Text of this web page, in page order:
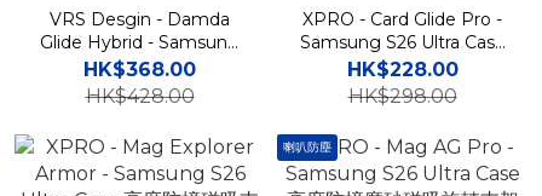
VRS Desgin - Damda
Glide Hybrid - Samsung
S26 Ultra Case 高度防撞插
卡槽磁吸支架手機殼
HK$368.00
HK$428.00
XPRO - Card Glide Pro -
Samsung S26 Ultra Case
卡片夾支架滑蓋鏡頭保護高
度防撞手機保護殼
HK$228.00
HK$298.00
喇叭防塵